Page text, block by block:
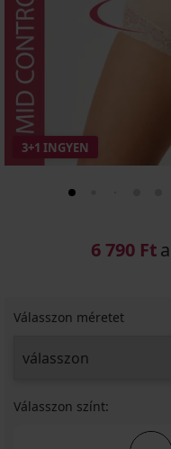
3+1 INGYEN
6 790 Ft
Válasszon méretet
Válasszon színt: